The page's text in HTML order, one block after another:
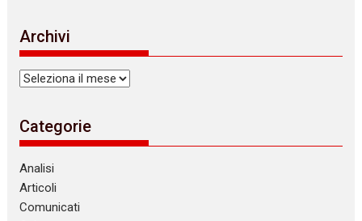
Archivi
Archivi
Categorie
Analisi
Articoli
Comunicati